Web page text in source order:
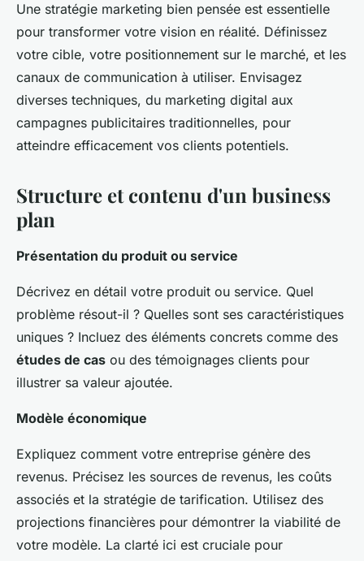
Une stratégie marketing bien pensée est essentielle
pour transformer votre vision en réalité. Définissez
votre cible, votre positionnement sur le marché, et les
canaux de communication à utiliser. Envisagez
diverses techniques, du marketing digital aux
campagnes publicitaires traditionnelles, pour
atteindre efficacement vos clients potentiels.
Structure et contenu d'un business
plan
Présentation du produit ou service
Décrivez en détail votre produit ou service. Quel
problème résout-il ? Quelles sont ses caractéristiques
uniques ? Incluez des éléments concrets comme des
études de cas ou des témoignages clients pour
illustrer sa valeur ajoutée.
Modèle économique
Expliquez comment votre entreprise génère des
revenus. Précisez les sources de revenus, les coûts
associés et la stratégie de tarification. Utilisez des
projections financières pour démontrer la viabilité de
votre modèle. La clarté ici est cruciale pour